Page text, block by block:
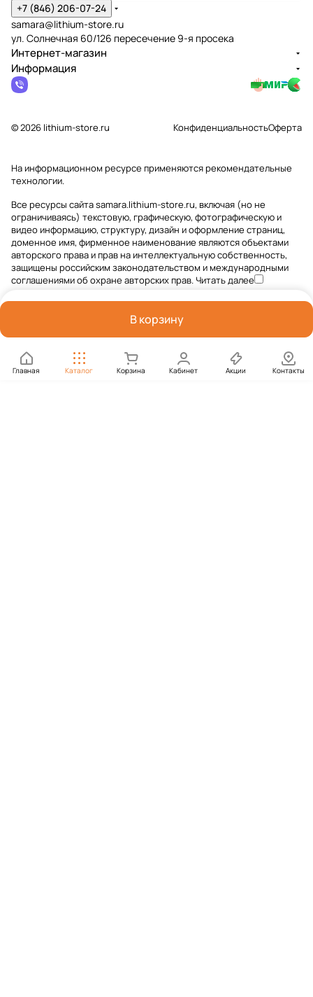
В корзину
Главная Каталог Корзина Кабинет Акции Контакты
+7 (846) 206-07-24
samara@lithium-store.ru
ул. Солнечная 60/126 пересечение 9-я просека
Интернет-магазин
Информация
© 2026 lithium-store.ru КонфиденциальностьОферта
На информационном ресурсе применяютсярекомендательные
технологии.
Все ресурсы сайта samara.lithium-store.ru, включая (но не
ограничиваясь) текстовую, графическую, фотографическую и
видео информацию, структуру, дизайн и оформление страниц,
доменное имя, фирменное наименование являются объектами
авторского права и прав на интеллектуальную собственность,
защищены российским законодательством и международными
соглашениями об охране авторских прав.Читать далее